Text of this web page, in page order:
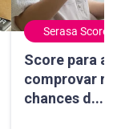
crédito? Entenda
Serasa Score
Score para
comprovar
chances d...
Score para